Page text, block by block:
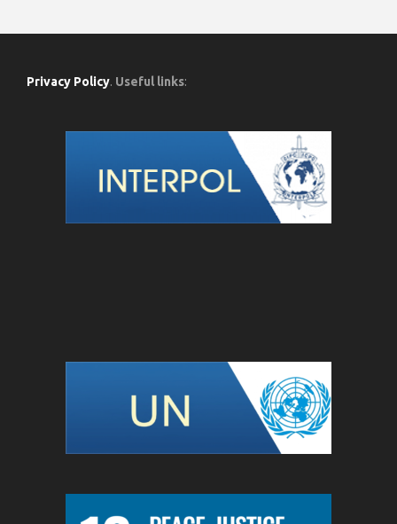
Privacy Policy. Useful links: